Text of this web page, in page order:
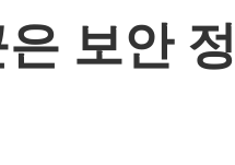
보안